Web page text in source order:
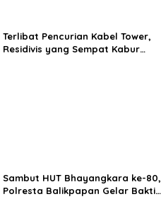
Terlibat Pencurian Kabel Tower,
Residivis yang Sempat Kabur
Sambut HUT Bhayangkara ke-80,
Polresta Balikpapan Gelar Bakti